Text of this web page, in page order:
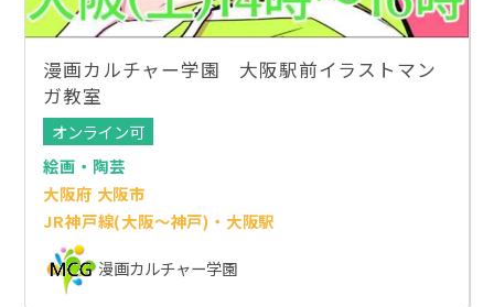
漫画カルチャー学園 大阪駅前イラストマン
ガ教室
オンライン可
絵画・陶芸
大阪府 大阪市
JR神戸線(大阪～神戸)・大阪駅
漫画カルチャー学園